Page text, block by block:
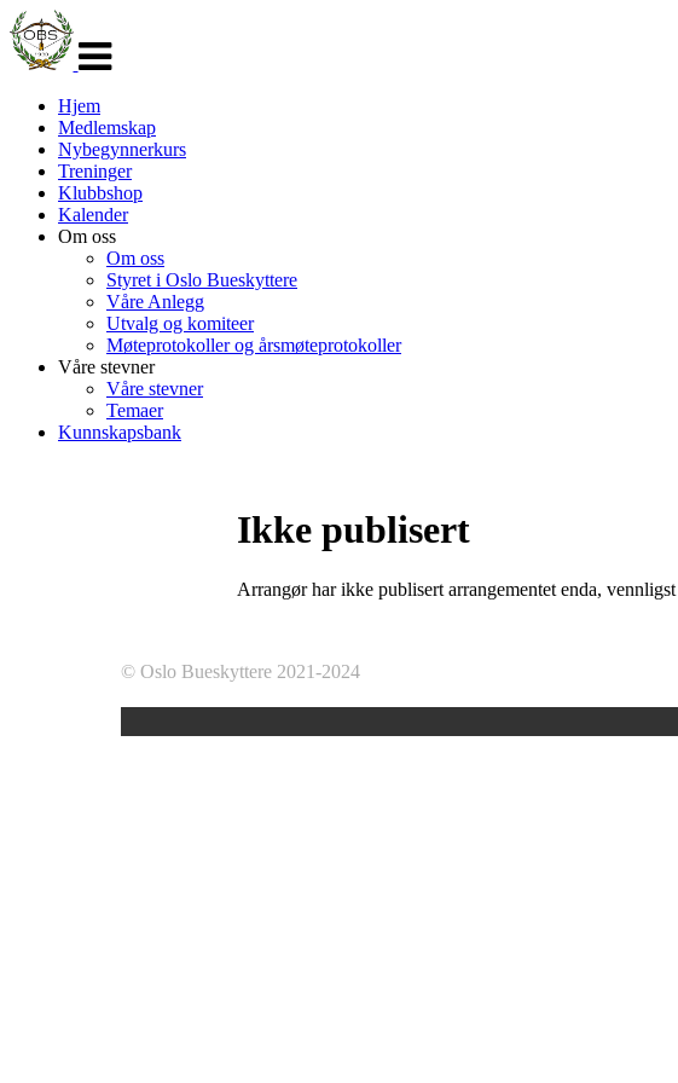
navigasjon
Hjem
Medlemskap
Nybegynnerkurs
Treninger
Klubbshop
Kalender
Om oss
Om oss
Styret i Oslo Bueskyttere
Våre Anlegg
Utvalg og komiteer
Møteprotokoller og årsmøteprotokoller
Våre stevner
Våre stevner
Temaer
Kunnskapsbank
Ikke publisert
Arrangør har ikke publisert arrangementet enda,
© Oslo Bueskyttere 2021-2024